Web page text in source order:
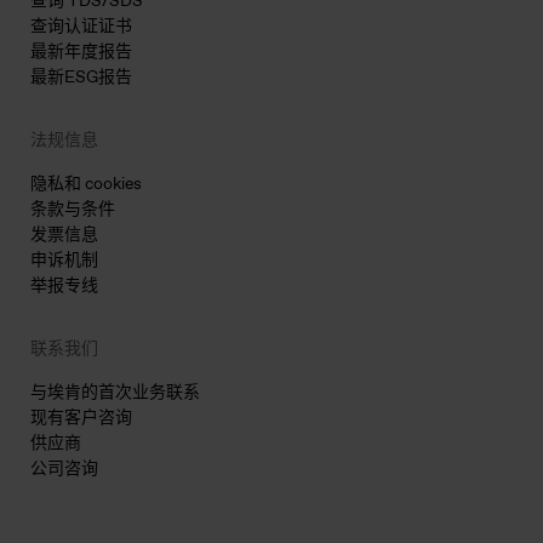
查询认证证书
最新年度报告
最新ESG报告
法规信息
隐私和 cookies
条款与条件
发票信息
申诉机制
举报专线
联系我们
与埃肯的首次业务联系
现有客户咨询
供应商
公司咨询